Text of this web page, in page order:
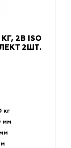
2B ISO
2ШТ.
кг
мм